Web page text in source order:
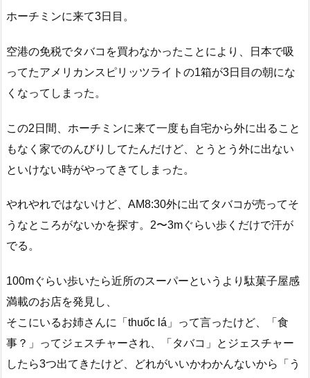
ホーチミンに来て3日目。
空港の免税でタバコを買わなかったことにより、日本で吸
ってたアメリカンスピリッツライトの1箱が3日目の朝にな
くなってしまった。
この2日間、ホーチミンに来て一度も自宅から外に出ること
もなく家でのんびりしてたんだけど、とうとう外に出ない
といけない時がやってきてしまった。
やれやれではないけど、AM8:30外に出てタバコが売ってそ
うなところがないかを探す。2〜3mぐらい歩くだけで汗が
でる。
100mぐらい歩いたら近所のスーパーというより駄菓子屋感
満載のお店を発見し、
そこにいるお姉さんに「thuốc lá」って言ったけど、「食
事？」ってジェスチャーされ、「タバコ」とジェスチャー
したら3つ出てきたけど、どれがいいかわかんないから「う